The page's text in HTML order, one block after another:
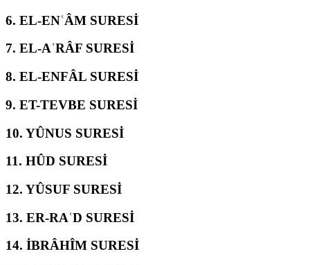
6. EL-ENʿÂM SURESİ
7. EL-AʿRÂF SURESİ
8. EL-ENFÂL SURESİ
9. ET-TEVBE SURESİ
10. YÛNUS SURESİ
11. HÛD SURESİ
12. YÛSUF SURESİ
13. ER-RAʿD SURESİ
14. İBRÂHÎM SURESİ